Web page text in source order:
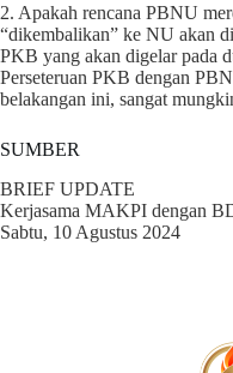
2. Apakah rencana PBNU
“dikembalikan” ke NU akan
PKB yang akan digelar pada
Perseteruan PKB dengan
belakangan ini, sangat
SUMBER
BRIEF UPDATE
Kerjasama MAKPI dengan
Sabtu, 10 Agustus 2024